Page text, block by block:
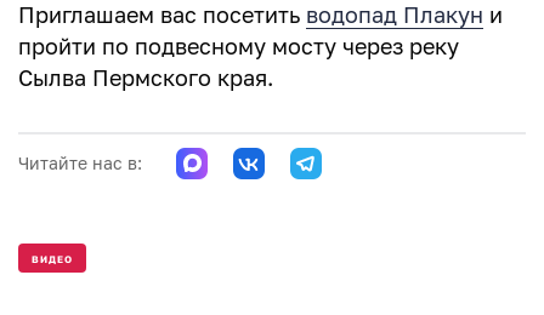
Приглашаем вас посетить водопад Плакун и
пройти по подвесному мосту через реку
Сылва Пермского края.
Читайте нас в:
ВИДЕО